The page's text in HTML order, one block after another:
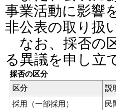
事業活動に影響
非公表の取り扱
なお、採否の
る異議を申し立
採否の区分
区分
説
採用（一部採用）
民